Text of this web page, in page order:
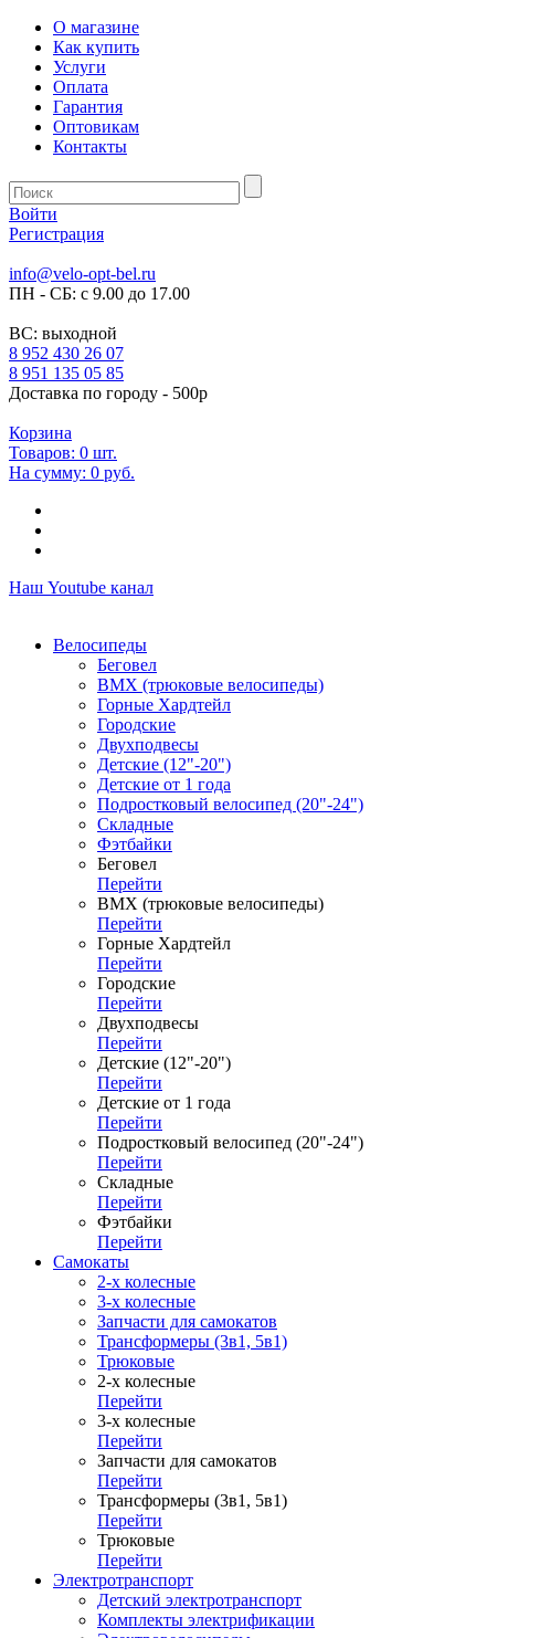
О магазине
Как купить
Услуги
Оплата
Гарантия
Оптовикам
Контакты
Войти
Регистрация
info@velo-opt-bel.ru
ПН - СБ: с 9.00 до 17.00
ВС: выходной
8 952 430 26 07
8 951 135 05 85
Доставка по городу - 500р
Корзина
Товаров: 0 шт.
На сумму: 0 руб.
Наш Youtube канал
Велосипеды
Беговел
ВМХ (трюковые велосипеды)
Горные Хардтейл
Городские
Двухподвесы
Детские (12"-20")
Детские от 1 года
Подростковый велосипед (20"-24")
Складные
Фэтбайки
Беговел
Перейти
ВМХ (трюковые велосипеды)
Перейти
Горные Хардтейл
Перейти
Городские
Перейти
Двухподвесы
Перейти
Детские (12"-20")
Перейти
Детские от 1 года
Перейти
Подростковый велосипед (20"-24")
Перейти
Складные
Перейти
Фэтбайки
Перейти
Самокаты
2-х колесные
3-х колесные
Запчасти для самокатов
Трансформеры (3в1, 5в1)
Трюковые
2-х колесные
Перейти
3-х колесные
Перейти
Запчасти для самокатов
Перейти
Трансформеры (3в1, 5в1)
Перейти
Трюковые
Перейти
Электротранспорт
Детский электротранспорт
Комплекты электрификации